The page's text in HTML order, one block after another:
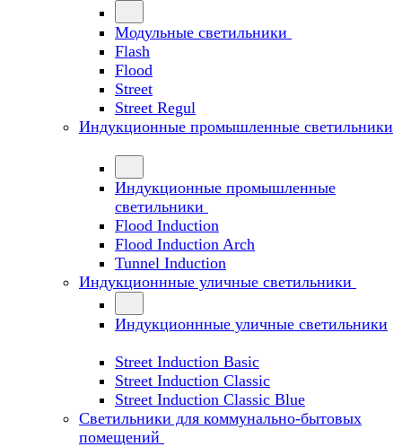
Модульные светильники
Flash
Flood
Street
Street Regul
Индукционные промышленные светильники
Индукционные промышленные
светильники
Flood Induction
Flood Induction Arch
Tunnel Induction
Индукционнные уличные светильники
Индукционнные уличные светильники
Street Induction Basic
Street Induction Classic
Street Induction Classic Blue
Светильники для коммунально-бытовых
помещений